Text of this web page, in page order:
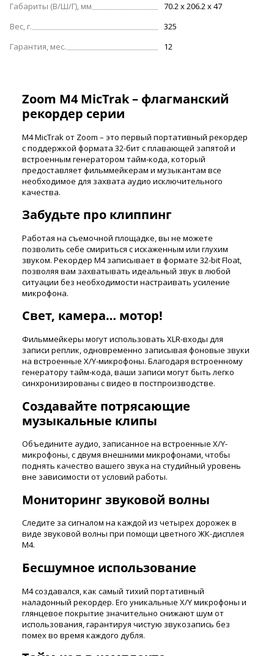
Габариты (В/Ш/Г), мм
70.2 х 206.2 х 47
Вес, г.
325
Гарантия, мес.
12
Zoom M4 MicTrak – флагманский
рекордер серии
M4 MicTrak от Zoom – это первый портативный рекордер
с поддержкой формата 32-бит с плавающей запятой и
встроенным генератором тайм-кода, который
предоставляет фильммейкерам и музыкантам все
необходимое для захвата аудио исключительного
качества.
Забудьте про клиппинг
Работая на съемочной площадке, вы не можете
позволить себе смириться с искаженным или глухим
звуком. Рекордер M4 записывает в формате 32-bit Float,
позволяя вам захватывать идеальный звук в любой
ситуации без необходимости настраивать усиление
микрофона.
Свет, камера… мотор!
Фильммейкеры могут использовать XLR-входы для
записи реплик, одновременно записывая фоновые звуки
на встроенные X/Y-микрофоны. Благодаря встроенному
генератору тайм-кода, ваши записи могут быть легко
синхронизированы с видео в постпроизводстве.
Создавайте потрясающие
музыкальные клипы
Объедините аудио, записанное на встроенные X/Y-
микрофоны, с двумя внешними микрофонами, чтобы
поднять качество вашего звука на студийный уровень
вне зависимости от условий работы.
Мониторинг звуковой волны
Следите за сигналом на каждой из четырех дорожек в
виде звуковой волны при помощи цветного ЖК-дисплея
M4.
Бесшумное использование
M4 создавался, как самый тихий портативный
наладонный рекордер. Его уникальные X/Y микрофоны и
глянцевое покрытие значительно снижают шум от
использования, гарантируя чистую звукозапись без
помех во время каждого дубля.